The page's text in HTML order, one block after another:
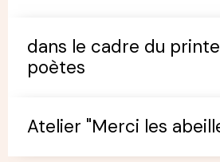
dans le cadre du
poètes
Atelier "Merci les